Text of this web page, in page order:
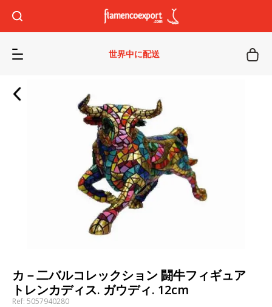
世界中に配送
カ－二バルコレックション 闘牛フィギュア
トレンカディス. ガウディ. 12cm
Ref: 5057940280